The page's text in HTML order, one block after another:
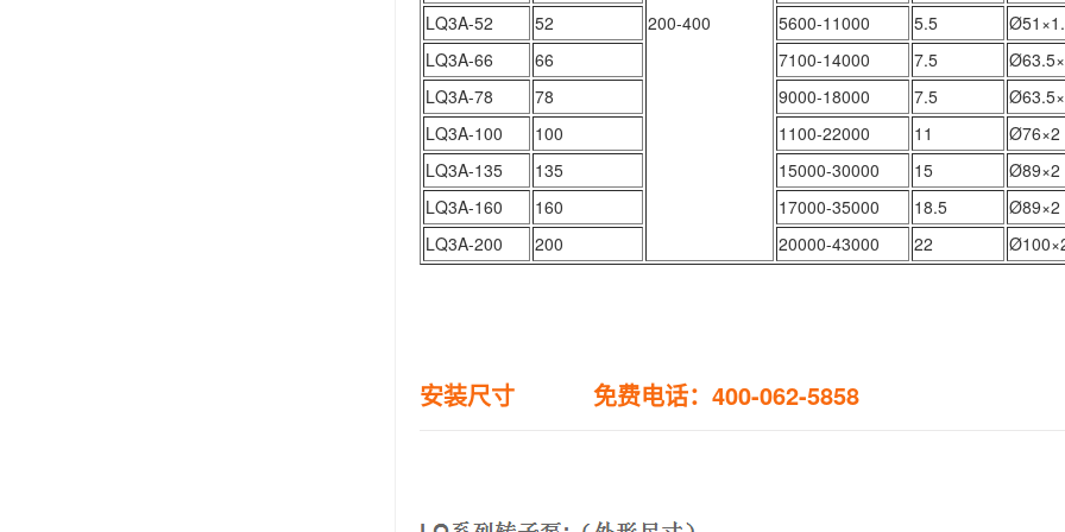
200-400
LQ3A-52
52 5600-11000 5.5
LQ3A-66
66 7100-14000 7.5
LQ3A-78
78 9000-18000 7.5
LQ3A-100
100 1100-22000 11
Ø76×2
LQ3A-135
135 15000-30000 15
Ø89×2
LQ3A-160
160 17000-35000 18.5
Ø89×2
LQ3A-200
200 20000-43000 22
安装尺寸 免费电话：400-062-5858